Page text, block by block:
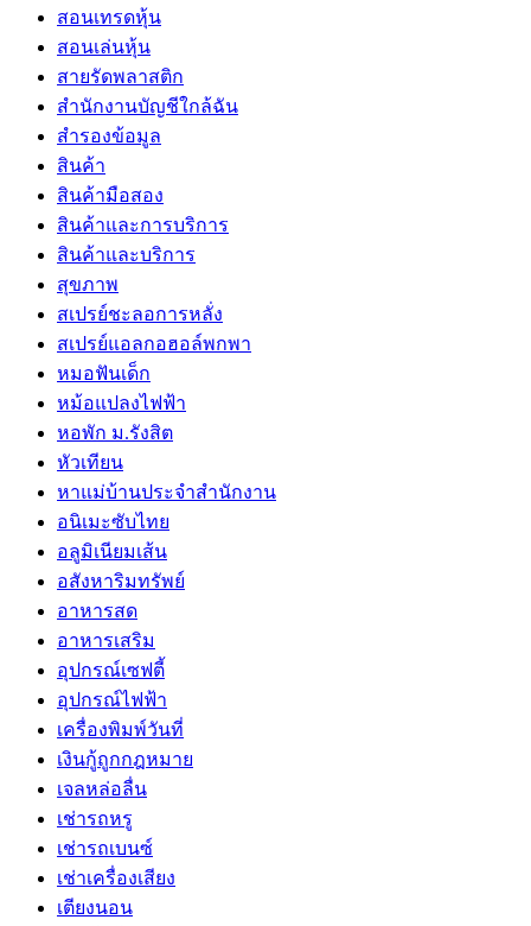
สอนเทรดหุ้น
สอนเล่นหุ้น
สายรัดพลาสติก
สำนักงานบัญชีใกล้ฉัน
สำรองข้อมูล
สินค้า
สินค้ามือสอง
สินค้าและการบริการ
สินค้าและบริการ
สุขภาพ
สเปรย์ชะลอการหลั่ง
สเปรย์แอลกอฮอล์พกพา
หมอฟันเด็ก
หม้อแปลงไฟฟ้า
หอพัก ม.รังสิต
หัวเทียน
หาแม่บ้านประจำสำนักงาน
อนิเมะซับไทย
อลูมิเนียมเส้น
อสังหาริมทรัพย์
อาหารสด
อาหารเสริม
อุปกรณ์เซฟตี้
อุปกรณ์ไฟฟ้า
เครื่องพิมพ์วันที่
เงินกู้ถูกกฎหมาย
เจลหล่อลื่น
เช่ารถหรู
เช่ารถเบนซ์
เช่าเครื่องเสียง
เตียงนอน